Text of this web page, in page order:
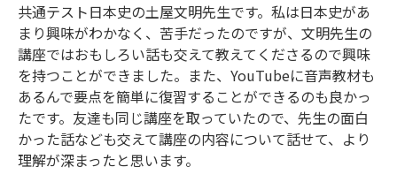
共通テスト日本史の土屋文明先生です。私は日本史があ
まり興味がわかなく、苦手だったのですが、文明先生の
講座ではおもしろい話も交えて教えてくださるので興味
を持つことができました。また、YouTubeに音声教材も
あるんで要点を簡単に復習することができるのも良かっ
たです。友達も同じ講座を取っていたので、先生の面白
かった話なども交えて講座の内容について話せて、より
理解が深まったと思います。